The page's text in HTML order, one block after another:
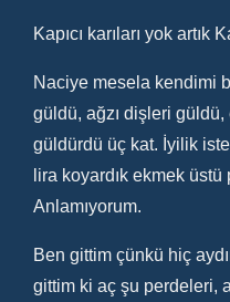
Kapıcı karıları yok artık
Naciye mesela kendimi
güldü, ağzı dişleri
güldürdü üç kat. İyilik
lira koyardık ekmek üstü
Anlamıyorum.
Ben gittim çünkü hiç
gittim ki aç şu perdeleri,